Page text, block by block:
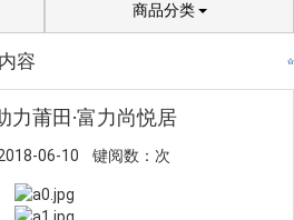
商品分类
容
力莆田·富力尚悦居
06-10 键阅数： 次